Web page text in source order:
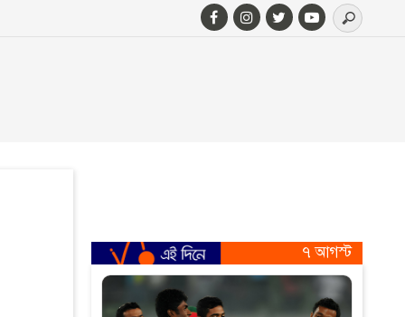
৭ আগস্ট